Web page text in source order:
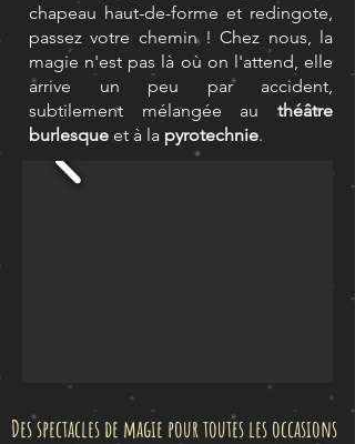
chapeau haut-de-forme et redingote,
passez votre chemin ! Chez nous, la
magie n'est pas là où on l'attend, elle
arrive un peu par accident,
subtilement mélangée au théâtre
burlesque et à la pyrotechnie.
Des spectacles de magie pour toutes les occasions